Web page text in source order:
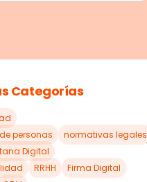
Categorías
personas
normativas legales
Digital
RRHH
Firma Digital